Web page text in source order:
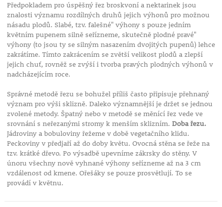
Předpokladem pro úspěšný řez broskvoní a nektarinek jsou
znalosti významu rozdílných druhů jejich výhonů pro možnou
násadu plodů. Slabé, tzv. falešné" výhony s pouze jedním
květním pupenem silně seřízneme, skutečně plodné pravé"
výhony (to jsou ty se silným nasazením dvojitých pupenů) lehce
zakrátíme. Tímto zakrácením se zvětší velikost plodů a zlepší
jejich chuť, rovněž se zvýší i tvorba pravých plodných výhonů v
nadcházejícím roce.
Správné metodě řezu se bohužel příliš často připisuje přehnaný
význam pro výši sklizně. Daleko významnější je držet se jednou
zvolené metody. Špatný nebo v metodě se měnící řez vede ve
srovnání s neřezanými stromy k menším sklizním. Doba řezu.
Jádroviny a bobuloviny řežeme v době vegetačního klidu.
Peckoviny v předjaří až do doby květu. Ovocná stěna se řeže na
tzv. krátké dřevo. Po výsadbě upevníme zákrsky do stěny. V
únoru všechny nově vyhnané výhony seřízneme až na 3 cm
vzdálenost od kmene. Ořešáky se pouze prosvětlují. To se
provádí v květnu.